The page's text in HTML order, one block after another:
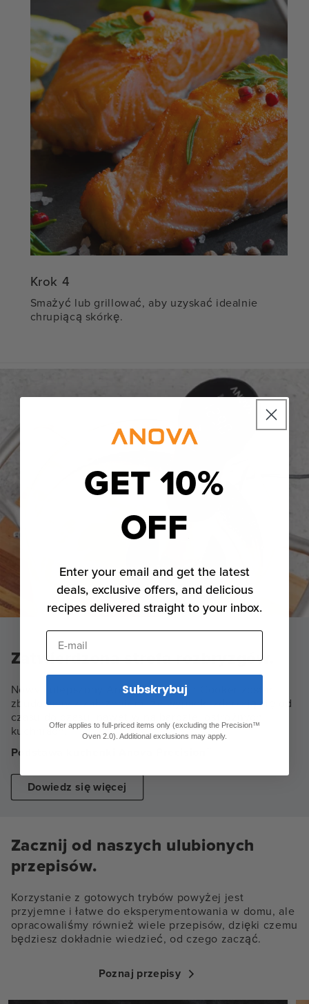
Krok 4
Smażyć lub grillować, aby uzyskać idealnie
chrupiącą skórkę.
Zatwierdzona strefa rozbryzgów.
Nowy i ulepszony Anova Precision® Cooker został
zbudowany z założeniem, że wypadki zdarzają się od
czasu do czasu, nawet w najbardziej ostrożnych
kuchniach.
Podstawa kuchenki Anova Precision™
Dowiedz się więcej
Zacznij od naszych ulubionych
przepisów.
Korzystanie z gotowych trybów powyżej jest
przyjemne i łatwe do eksperymentowania w domu, ale
opracowaliśmy również wiele przepisów, dzięki czemu
będziesz dokładnie wiedzieć, od czego zacząć.
Poznaj przepisy
GET 10%
OFF
Enter your email and get the latest
deals, exclusive offers, and delicious
recipes delivered straight to your inbox.
E-mail
Subskrybuj
Offer applies to full-priced items only (excluding the Precision™
Oven 2.0). Additional exclusions may apply.